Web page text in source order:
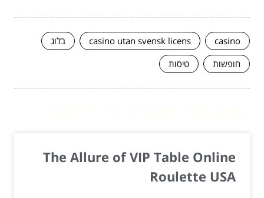
casino
casino utan svensk licens
בלוג
חופשות
טיסות
The Allure of VIP Table Online
Roulette USA